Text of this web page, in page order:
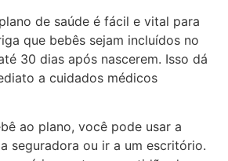
de saúde é fácil e vital para
que bebês sejam incluídos no
30 dias após nascerem. Isso dá
a cuidados médicos
ao plano, você pode usar a
seguradora ou ir a um escritório.